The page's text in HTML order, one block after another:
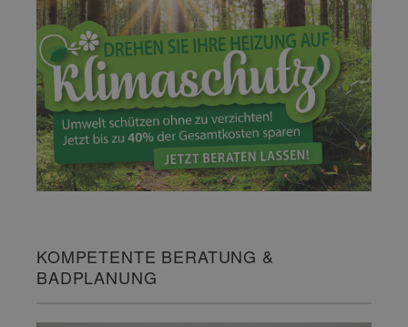
KOMPETENTE BERATUNG &
BADPLANUNG